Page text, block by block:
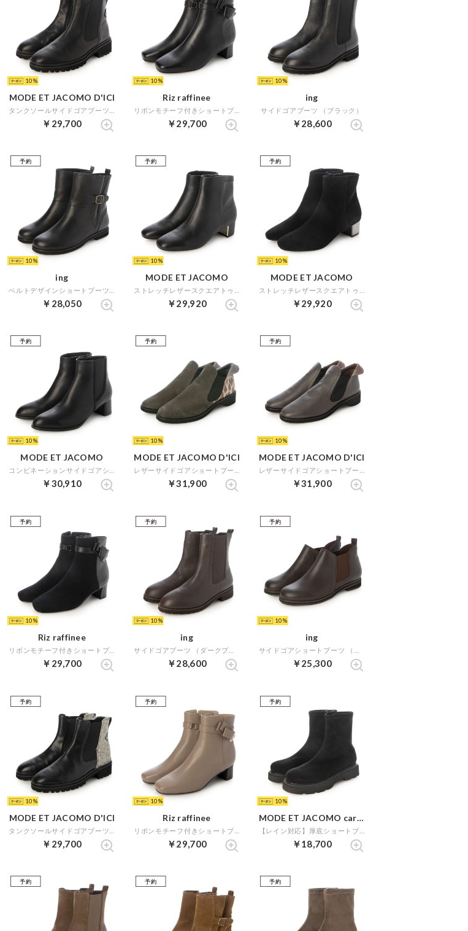
10
MODE ET JACOMO D'ICI
￥29,700
10
Riz raffinee
￥29,700
10
ing
サイドゴアブーツ （ブラック）
￥28,600
予約
10
ing
￥28,050
予約
10
MODE ET JACOMO
￥29,920
予約
10
MODE ET JACOMO
￥29,920
予約
10
MODE ET JACOMO
￥30,910
予約
10
MODE ET JACOMO D'ICI
￥31,900
予約
10
MODE ET JACOMO D'ICI
￥31,900
予約
10
Riz raffinee
￥29,700
予約
10
ing
￥28,600
予約
10
ing
￥25,300
予約
10
MODE ET JACOMO D'ICI
￥29,700
予約
10
Riz raffinee
￥29,700
予約
10
MODE ET JACOMO carino
￥18,700
予約 予約 予約